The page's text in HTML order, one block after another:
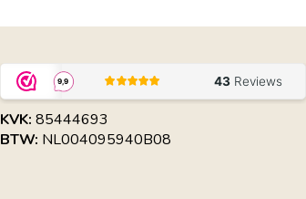
KVK: 85444693
BTW: NL004095940B08